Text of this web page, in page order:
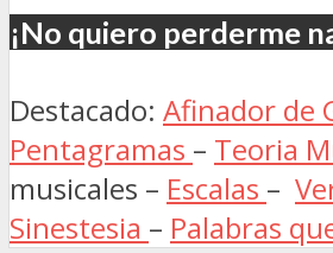
¡No quiero perderme
Destacado: Afinador de
Pentagramas – Teoria
musicales – Escalas –
Sinestesia – Palabras